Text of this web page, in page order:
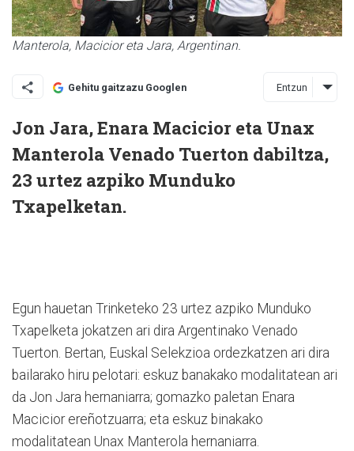
Manterola, Macicior eta Jara, Argentinan.
Gehitu gaitzazu Googlen Entzun
Jon Jara, Enara Macicior eta Unax
Manterola Venado Tuerton dabiltza,
23 urtez azpiko Munduko
Txapelketan.
Egun hauetan Trinketeko 23 urtez azpiko Munduko
Txapelketa jokatzen ari dira Argentinako Venado
Tuerton. Bertan, Euskal Selekzioa ordezkatzen ari dira
bailarako hiru pelotari: eskuz banakako modalitatean ari
da Jon Jara hernaniarra; gomazko paletan Enara
Macicior ereñotzuarra; eta eskuz binakako
modalitatean Unax Manterola hernaniarra.